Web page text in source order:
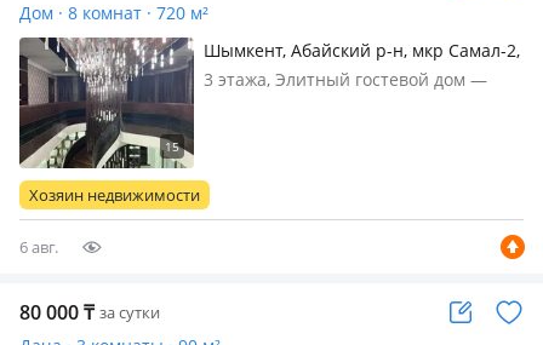
Дом · 8 комнат · 720 м²
Шымкент, Абайский р-н, мкр Самал-2,
Балгын 52 — Самал спа
3 этажа, Элитный гостевой дом —
уединения, комфорта и высокого
уровня сервиса. Просторный
Хозяин недвижимости
6 авг.
80 000₸ за сутки